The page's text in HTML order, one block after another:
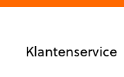
Klantenservice